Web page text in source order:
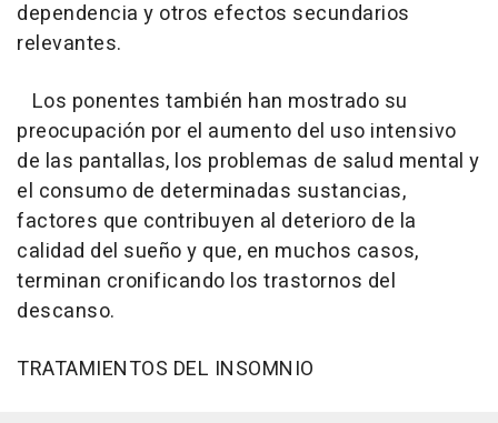
dependencia y otros efectos secundarios
relevantes.
Los ponentes también han mostrado su
preocupación por el aumento del uso intensivo
de las pantallas, los problemas de salud mental y
el consumo de determinadas sustancias,
factores que contribuyen al deterioro de la
calidad del sueño y que, en muchos casos,
terminan cronificando los trastornos del
descanso.
TRATAMIENTOS DEL INSOMNIO